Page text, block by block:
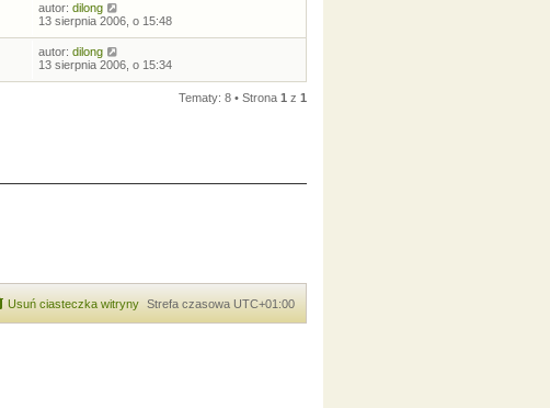
autor: dilong
13 sierpnia 2006, o 15:48
autor: dilong
13 sierpnia 2006, o 15:34
Tematy: 8 • Strona 1 z 1
Strefa czasowa UTC+01:00
Usuń ciasteczka witryny